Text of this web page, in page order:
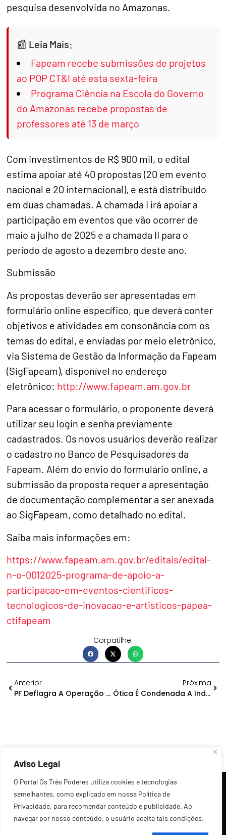
Aviso Legal
O Portal Os Três Poderes utiliza cookies e tecnologias
semelhantes, como explicado em nossa Política de
Privacidade, para recomendar conteúdo e publicidade. Ao
navegar por nosso conteúdo, o usuário aceita tais condições.
pesquisa desenvolvida no Amazonas.
Leia Mais:
Fapeam recebe submissões de projetos
ao POP CT&I até esta sexta-feira
Programa Ciência na Escola do Governo
do Amazonas recebe propostas de
professores até 13 de março
Com investimentos de R$ 900 mil, o edital
estima apoiar até 40 propostas (20 em evento
nacional e 20 internacional), e está distribuído
em duas chamadas. A chamada I irá apoiar a
participação em eventos que vão ocorrer de
maio a julho de 2025 e a chamada II para o
período de agosto a dezembro deste ano.
Submissão
As propostas deverão ser apresentadas em
formulário online específico, que deverá conter
objetivos e atividades em consonância com os
temas do edital, e enviadas por meio eletrônico,
via Sistema de Gestão da Informação da Fapeam
(SigFapeam), disponível no endereço
eletrônico: http://www.fapeam.am.gov.br
Para acessar o formulário, o proponente deverá
utilizar seu login e senha previamente
cadastrados. Os novos usuários deverão realizar
o cadastro no Banco de Pesquisadores da
Fapeam. Além do envio do formulário online, a
submissão da proposta requer a apresentação
de documentação complementar a ser anexada
ao SigFapeam, como detalhado no edital.
Saiba mais informações em:
https://www.fapeam.am.gov.br/editais/edital-
n-o-0012025-programa-de-apoio-a-
participacao-em-eventos-cientificos-
tecnologicos-de-inovacao-e-artisticos-papea-
ctifapeam
Corpatilhe:
Anterior
PF Deflagra A Operação Nacional Proteção Integral Em Combate Ao Abuso Sexual De Crianças E Adolescentes
Próxima
Ótica É Condenada A Indenizar Trabalhadora Por Assédio Moral De Gerente
©2026 Todos os Direitos Reservados.